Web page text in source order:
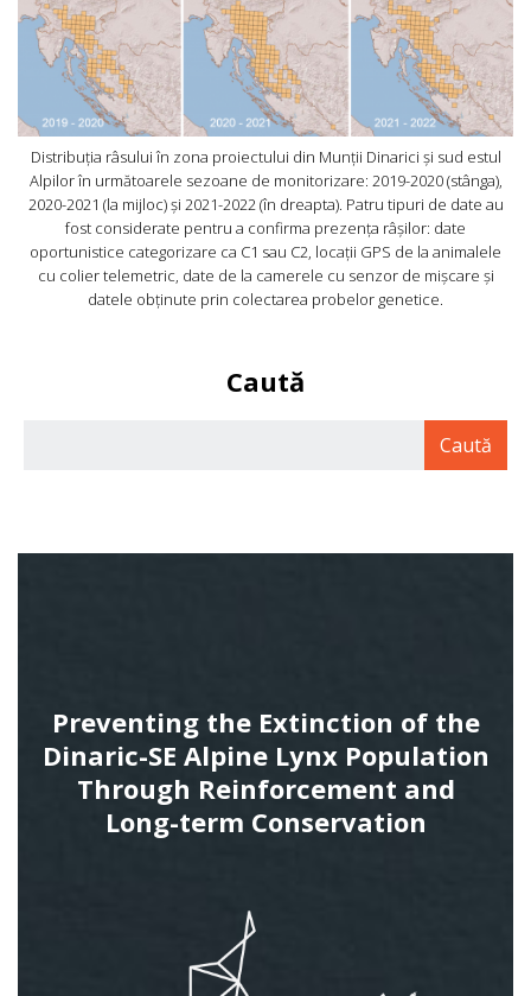
Distribuția râsului în zona proiectului din Munții Dinarici și sud estul
Alpilor în următoarele sezoane de monitorizare: 2019-2020 (stânga),
2020-2021 (la mijloc) și 2021-2022 (în dreapta). Patru tipuri de date au
fost considerate pentru a confirma prezența râșilor: date
oportunistice categorizare ca C1 sau C2, locații GPS de la animalele
cu colier telemetric, date de la camerele cu senzor de mișcare și
datele obținute prin colectarea probelor genetice.
Caută
Preventing the Extinction of the
Dinaric-SE Alpine Lynx Population
Through Reinforcement and
Long-term Conservation